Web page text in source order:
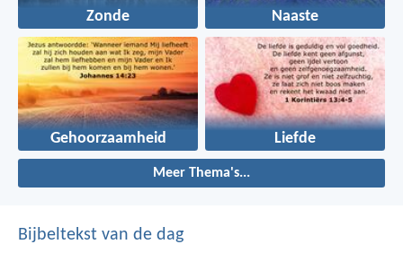
Zonde Naaste
Gehoorzaamheid Liefde
Meer Thema's...
Bijbeltekst van de dag